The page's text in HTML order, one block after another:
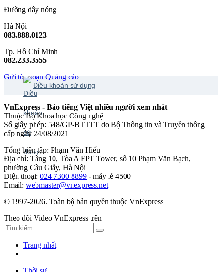
Đường dây nóng
Hà Nội
083.888.0123
Tp. Hồ Chí Minh
082.233.3555
Gửi tòa soạn Quảng cáo
Điều khoản sử dụng
VnExpress - Báo tiếng Việt nhiều người xem nhất
Thuộc Bộ Khoa học Công nghệ
Số giấy phép: 548/GP-BTTTT do Bộ Thông tin và Truyền thông
cấp ngày 24/08/2021
Tổng biên tập: Phạm Văn Hiếu
Địa chỉ: Tầng 10, Tòa A FPT Tower, số 10 Phạm Văn Bạch,
phường Cầu Giấy, Hà Nội
Điện thoại: 024 7300 8899 - máy lẻ 4500
Email: webmaster@vnexpress.net
© 1997-2026. Toàn bộ bản quyền thuộc VnExpress
Theo dõi Video VnExpress trên
Trang nhất
Thời sự